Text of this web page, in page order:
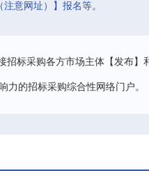
意网址）】报名等。
招标采购各方市场主体【发布
力的招标采购综合性网络门户。